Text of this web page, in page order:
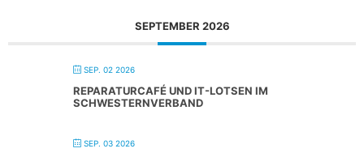
SEPTEMBER 2026
SEP. 02 2026
REPARATURCAFÉ UND IT-LOTSEN IM
SCHWESTERNVERBAND
SEP. 03 2026